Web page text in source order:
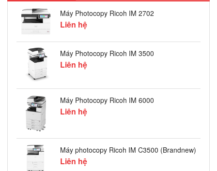
Máy Photocopy Ricoh IM 2702
Liên hệ
Máy Photocopy Ricoh IM 3500
Liên hệ
Máy Photocopy Ricoh IM 6000
Liên hệ
Máy photocopy Ricoh IM C3500 (Brandnew)
Liên hệ